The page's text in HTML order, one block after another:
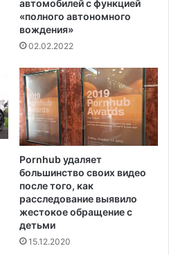
автомобилей с функцией
«полного автономного
вождения»
02.02.2022
Pornhub удаляет
большинство своих видео
после того, как
расследование выявило
жестокое обращение с
детьми
15.12.2020